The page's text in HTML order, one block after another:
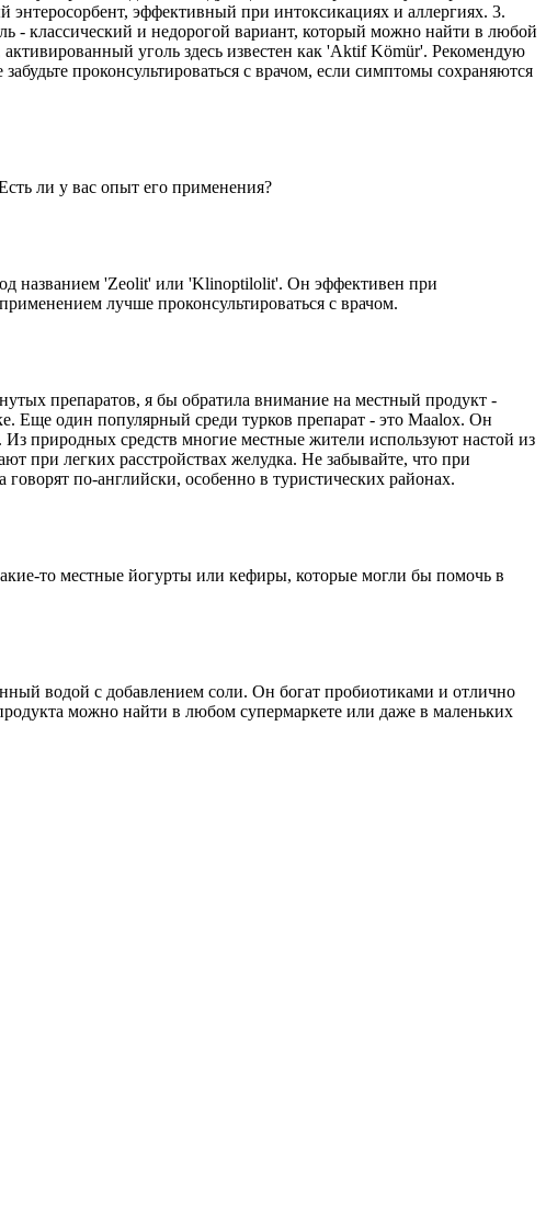
эффективный при интоксикациях и аллергиях. 3.
- классический и недорогой вариант, который можно найти в любой
уголь здесь известен как 'Aktif Kömür'. Рекомендую
проконсультироваться с врачом, если симптомы сохраняются
ли у вас опыт его применения?
названием 'Zeolit' или 'Klinoptilolit'. Он эффективен при
лучше проконсультироваться с врачом.
препаратов, я бы обратила внимание на местный продукт -
Еще один популярный среди турков препарат - это Мaalox. Он
природных средств многие местные жители используют настой из
при легких расстройствах желудка. Не забывайте, что при
по-английски, особенно в туристических районах.
то местные йогурты или кефиры, которые могли бы помочь в
водой с добавлением соли. Он богат пробиотиками и отлично
можно найти в любом супермаркете или даже в маленьких